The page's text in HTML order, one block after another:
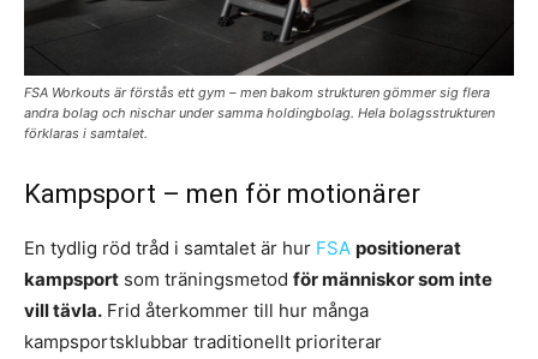
FSA Workouts är förstås ett gym – men bakom strukturen gömmer sig flera
andra bolag och nischar under samma holdingbolag. Hela bolagsstrukturen
förklaras i samtalet.
Kampsport – men för motionärer
En tydlig röd tråd i samtalet är hur FSA positionerat
kampsport som träningsmetod för människor som inte
vill tävla. Frid återkommer till hur många
kampsportsklubbar traditionellt prioriterar